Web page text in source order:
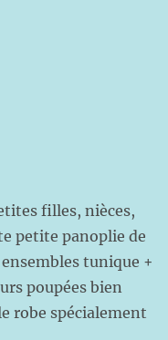
filles, nièces,
petite panoplie de
tunique +
poupées bien
robe spécialement